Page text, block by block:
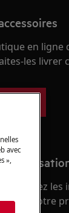
en ligne
les livrer
et trouvez
à votre
avec
»,